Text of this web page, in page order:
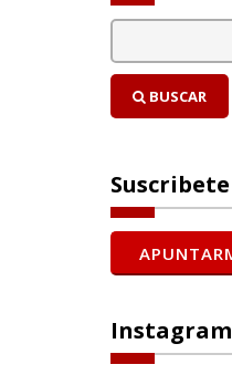
BUSCAR
Suscribete
Instagram